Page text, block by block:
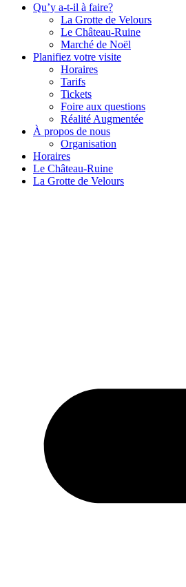
Qu’y a-t-il à faire?
La Grotte de Velours
Le Château-Ruine
Marché de Noël
Planifiez votre visite
Horaires
Tarifs
Tickets
Foire aux questions
Réalité Augmentée
À propos de nous
Organisation
Horaires
Le Château-Ruine
La Grotte de Velours